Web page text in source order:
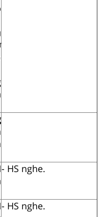
- HS nghe.
- HS nghe.